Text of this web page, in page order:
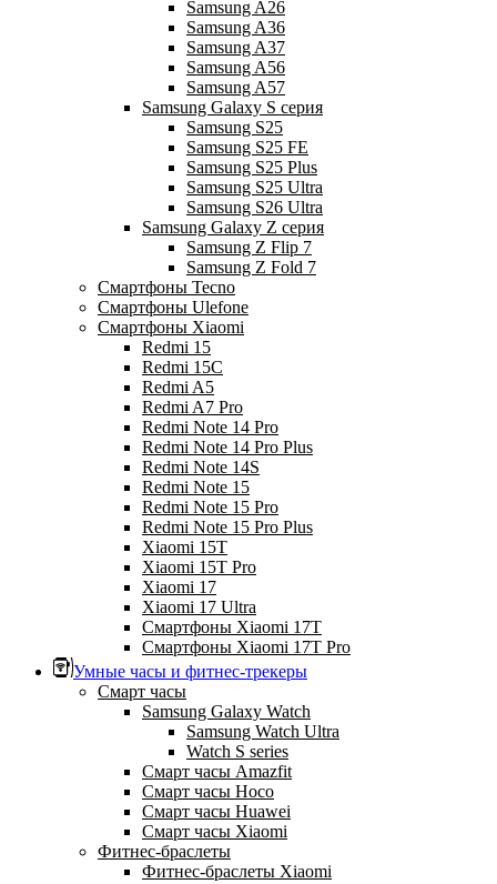
Samsung A26
Samsung A36
Samsung A37
Samsung A56
Samsung A57
Samsung Galaxy S серия
Samsung S25
Samsung S25 FE
Samsung S25 Plus
Samsung S25 Ultra
Samsung S26 Ultra
Samsung Galaxy Z серия
Samsung Z Flip 7
Samsung Z Fold 7
Смартфоны Tecno
Смартфоны Ulefone
Смартфоны Xiaomi
Redmi 15
Redmi 15C
Redmi A5
Redmi A7 Pro
Redmi Note 14 Pro
Redmi Note 14 Pro Plus
Redmi Note 14S
Redmi Note 15
Redmi Note 15 Pro
Redmi Note 15 Pro Plus
Xiaomi 15T
Xiaomi 15T Pro
Xiaomi 17
Xiaomi 17 Ultra
Смартфоны Xiaomi 17Т
Смартфоны Xiaomi 17Т Pro
Умные часы и фитнес-трекеры
Смарт часы
Samsung Galaxy Watch
Samsung Watch Ultra
Watch S series
Смарт часы Amazfit
Смарт часы Hoco
Смарт часы Huawei
Смарт часы Xiaomi
Фитнес-браслеты
Фитнес-браслеты Xiaomi